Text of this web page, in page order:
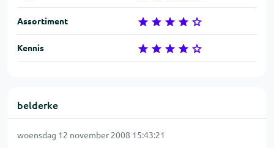
Assortiment
Kennis
belderke
woensdag 12 november 2008 15:43:21